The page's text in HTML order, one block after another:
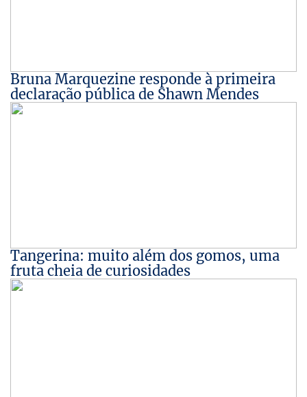
Bruna Marquezine responde à primeira
declaração pública de Shawn Mendes
Tangerina: muito além dos gomos, uma
fruta cheia de curiosidades